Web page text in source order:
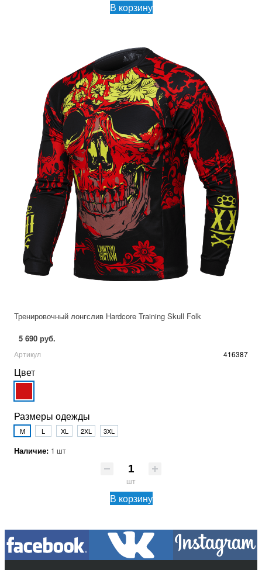
В корзину
Тренировочный лонгслив Hardcore Training Skull Folk
5 690 руб.
Артикул 416387
Цвет
Размеры одежды
M L XL 2XL 3XL
Наличие: 1 шт
шт
В корзину